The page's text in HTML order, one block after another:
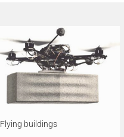
Flying buildings